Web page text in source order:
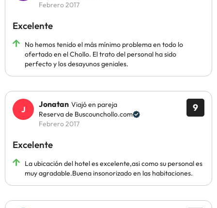
Febrero 2017
Excelente
No hemos tenido el más mínimo problema en todo lo
ofertado en el Chollo. El trato del personal ha sido
perfecto y los desayunos geniales.
9
Jonatan Viajó en pareja
Reserva de Buscounchollo.com
Febrero 2017
Excelente
La ubicación del hotel es excelente,asi como su personal es
muy agradable.Buena insonorizado en las habitaciones.